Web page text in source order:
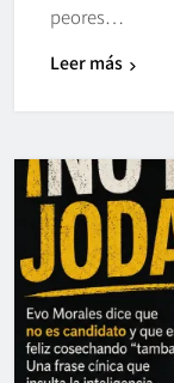
peores…
Leer más